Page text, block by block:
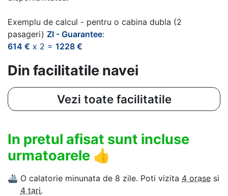
Exemplu de calcul - pentru o cabina dubla (2
pasageri) ZI - Guarantee:
614 € x 2 = 1228 €
Din facilitatile navei
Vezi toate facilitatile
In pretul afisat sunt incluse
urmatoarele 👍
🚢 O calatorie minunata de 8 zile. Poti vizita 4 orase si
4 tari.